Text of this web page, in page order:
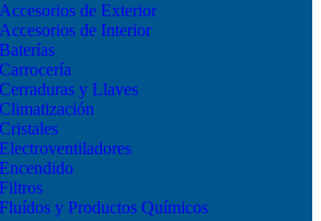
Accesorios de Exterior
Accesorios de Interior
Baterías
Carrocería
Cerraduras y Llaves
Climatización
Cristales
Electroventiladores
Encendido
Filtros
Fluídos y Productos Químicos